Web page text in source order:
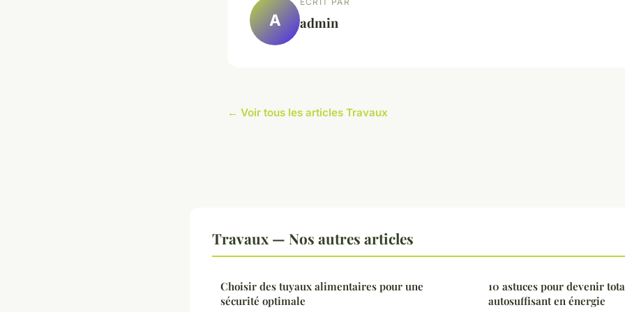
A admin
← Voir tous les articles Travaux
Travaux — Nos autres articles
Choisir des tuyaux alimentaires pour une
sécurité optimale
10 astuces pour devenir
autosuffisant en énergie